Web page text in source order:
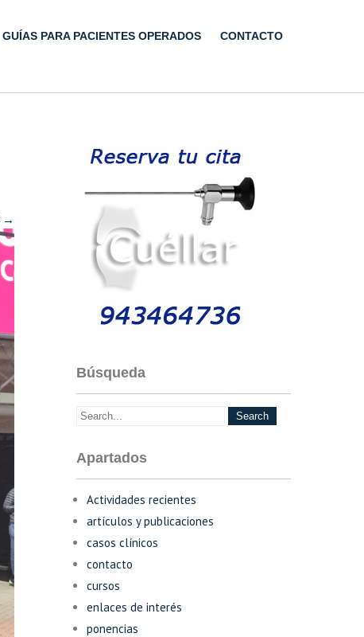
GUÍAS PARA PACIENTES OPERADOS CONTACTO
→
Búsqueda
Apartados
Actividades recientes
artículos y publicaciones
casos clínicos
contacto
cursos
enlaces de interés
ponencias